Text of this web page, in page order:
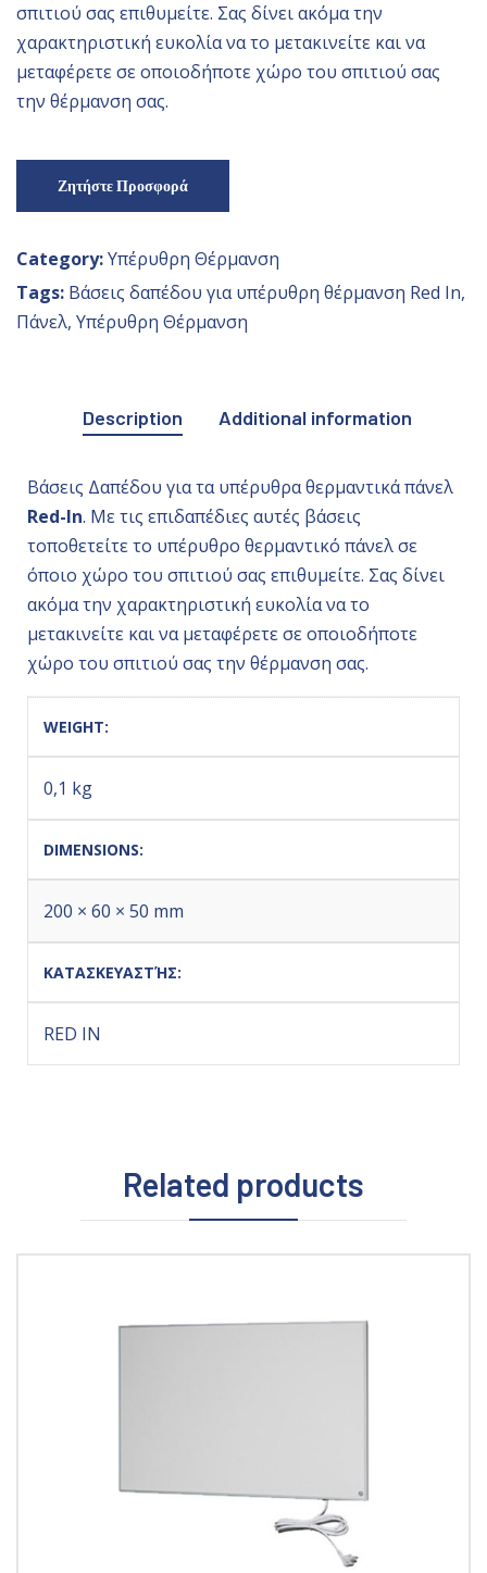
σπιτιού σας επιθυμείτε. Σας δίνει ακόμα την
χαρακτηριστική ευκολία να το μετακινείτε και να
μεταφέρετε σε οποιοδήποτε χώρο του σπιτιού σας
την θέρμανση σας.
Ζητήστε Προσφορά
Category:Υπέρυθρη Θέρμανση
Tags: Βάσεις δαπέδου για υπέρυθρη θέρμανση Red In,
Πάνελ, Υπέρυθρη Θέρμανση
Description Additional information
Βάσεις Δαπέδου για τα υπέρυθρα θερμαντικά πάνελ
Red-In. Με τις επιδαπέδιες αυτές βάσεις
τοποθετείτε το υπέρυθρο θερμαντικό πάνελ σε
όποιο χώρο του σπιτιού σας επιθυμείτε. Σας δίνει
ακόμα την χαρακτηριστική ευκολία να το
μετακινείτε και να μεταφέρετε σε οποιοδήποτε
χώρο του σπιτιού σας την θέρμανση σας.
WEIGHT
0,1 kg
DIMENSIONS
200 × 60 × 50 mm
ΚΑΤΑΣΚΕΥΑΣΤΉΣ
RED IN
Related products